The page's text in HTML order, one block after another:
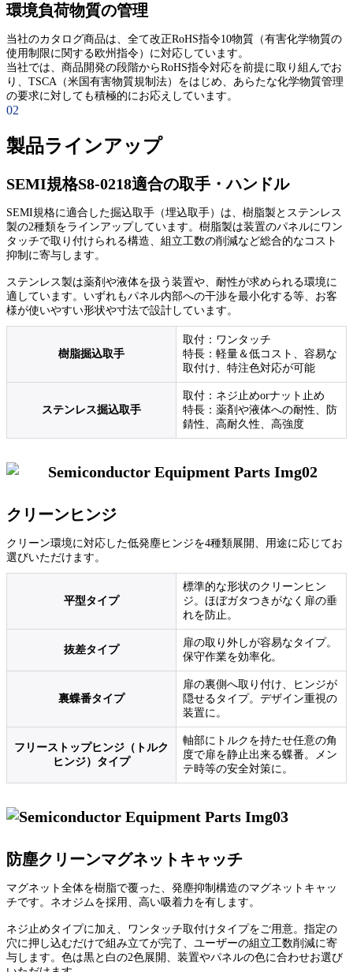
環境負荷物質の管理
当社のカタログ商品は、全て改正RoHS指令10物質（有害化学物質の
使用制限に関する欧州指令）に対応しています。
当社では、商品開発の段階からRoHS指令対応を前提に取り組んでお
り、TSCA（米国有害物質規制法）をはじめ、あらたな化学物質管理
の要求に対しても積極的にお応えしています。
02
製品ラインアップ
SEMI規格S8-0218適合の取手・ハンドル
SEMI規格に適合した掘込取手（埋込取手）は、樹脂製とステンレス
製の2種類をラインアップしています。樹脂製は装置のパネルにワン
タッチで取り付けられる構造、組立工数の削減など総合的なコスト
抑制に寄与します。
ステンレス製は薬剤や液体を扱う装置や、耐性が求められる環境に
適しています。いずれもパネル内部への干渉を最小化する等、お客
様が使いやすい形状や寸法で設計しています。
樹脂掘込取手
取付：ワンタッチ
特長：軽量＆低コスト、容易な
取付け、特注色対応が可能
ステンレス掘込取手
取付：ネジ止めorナット止め
特長：薬剤や液体への耐性、防
錆性、高耐久性、高強度
クリーンヒンジ
クリーン環境に対応した低発塵ヒンジを4種類展開、用途に応じてお
選びいただけます。
平型タイプ
標準的な形状のクリーンヒン
ジ。ほぼガタつきがなく扉の垂
れを防止。
抜差タイプ
扉の取り外しが容易なタイプ。
保守作業を効率化。
裏蝶番タイプ
扉の裏側へ取り付け、ヒンジが
隠せるタイプ。デザイン重視の
装置に。
フリーストップヒンジ（トルク
ヒンジ）タイプ
軸部にトルクを持たせ任意の角
度で扉を静止出来る蝶番。メン
テ時等の安全対策に。
防塵クリーンマグネットキャッチ
マグネット全体を樹脂で覆った、発塵抑制構造のマグネットキャッ
チです。ネオジムを採用、高い吸着力を有します。
ネジ止めタイプに加え、ワンタッチ取付けタイプをご用意。指定の
穴に押し込むだけで組み立てが完了、ユーザーの組立工数削減に寄
与します。色は黒と白の2色展開、装置やパネルの色に合わせお選び